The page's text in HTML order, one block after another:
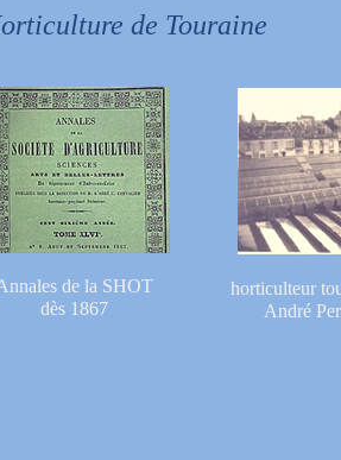
de Touraine
de la SHOT
dès 1867
horticulteur
André